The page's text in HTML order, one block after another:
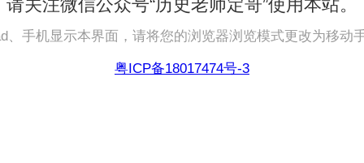
请关注微信公众号“历史老师定哥”使用本站。
、手机显示本界面，请将您的浏览器浏览模式更改为移动
粤ICP备18017474号-3